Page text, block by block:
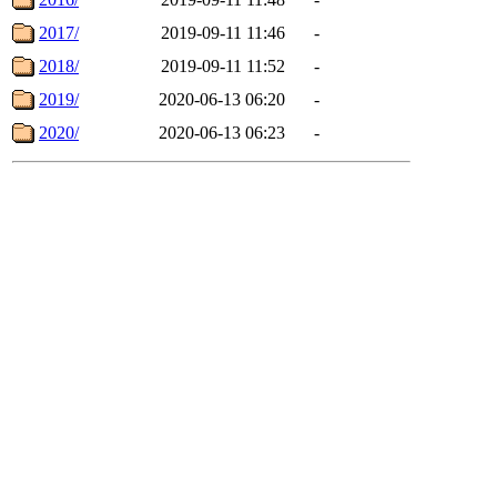
2017/
2019-09-11 11:46
-
2018/
2019-09-11 11:52
-
2019/
2020-06-13 06:20
-
2020/
2020-06-13 06:23 -